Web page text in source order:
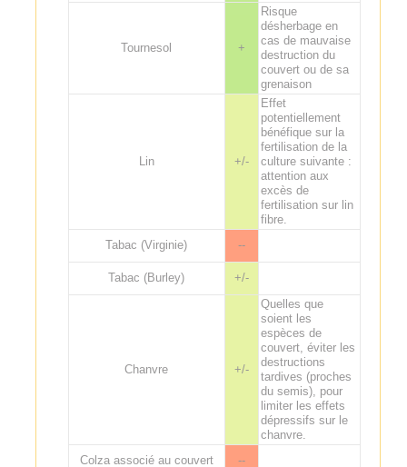
Tournesol +
Risque
désherbage en
cas de mauvaise
destruction du
couvert ou de sa
grenaison
Lin +/-
Effet
potentiellement
bénéfique sur la
fertilisation de la
culture suivante :
attention aux
excès de
fertilisation sur lin
fibre.
Tabac (Virginie)
--
Tabac (Burley) +/-
Chanvre +/-
Quelles que
soient les
espèces de
couvert, éviter les
destructions
tardives (proches
du semis), pour
limiter les effets
dépressifs sur le
chanvre.
Colza associé au couvert
--